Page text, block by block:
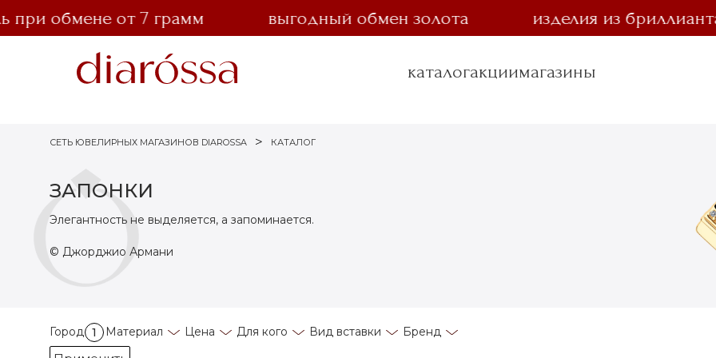
обмене от 7 грамм выгодный обмен золота изделия из бриллианта
каталогакциимагазины
СЕТЬ ЮВЕЛИРНЫХ МАГАЗИНОВ DIAROSSA КАТАЛОГ
ЗАПОНКИ
Элегантность не выделяется, а запоминается.
© Джорджио Армани
Город 1 Материал Цена Для кого Вид вставки Бренд